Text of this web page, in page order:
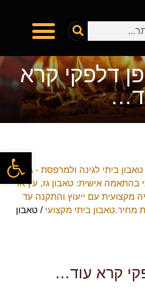
דלפקי קרא
טאבון ביתי לגינה ולמרפסת - גז,
בהתאמה אישית: טאבון גז, עץ או
מקצועית עם ייעוץ והתקנה עד
ביתי מקצועי / טאבון
קרא עוד…